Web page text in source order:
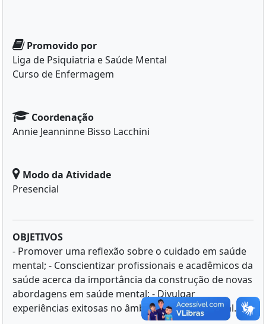
Promovido por
Liga de Psiquiatria e Saúde Mental
Curso de Enfermagem
Coordenação
Annie Jeanninne Bisso Lacchini
Modo da Atividade
Presencial
OBJETIVOS
- Promover uma reflexão sobre o cuidado em saúde
mental; - Conscientizar profissionais e acadêmicos da
saúde acerca da importância da construção de novas
abordagens em saúde mental; - Divulgar
experiências exitosas no âmbito da saúde mental.